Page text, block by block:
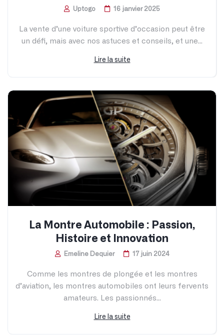
Uptogo 16 janvier 2025
La vente d’une voiture sportive d’occasion peut être
un défi, mais avec nos astuces et conseils, et une...
Lire la suite
La Montre Automobile : Passion,
Histoire et Innovation
Emeline Dequier 17 juin 2024
Comme les montres de plongée et les montres
d’aviation, les montres automobiles ont leurs fervents
amateurs. Les passionnés...
Lire la suite